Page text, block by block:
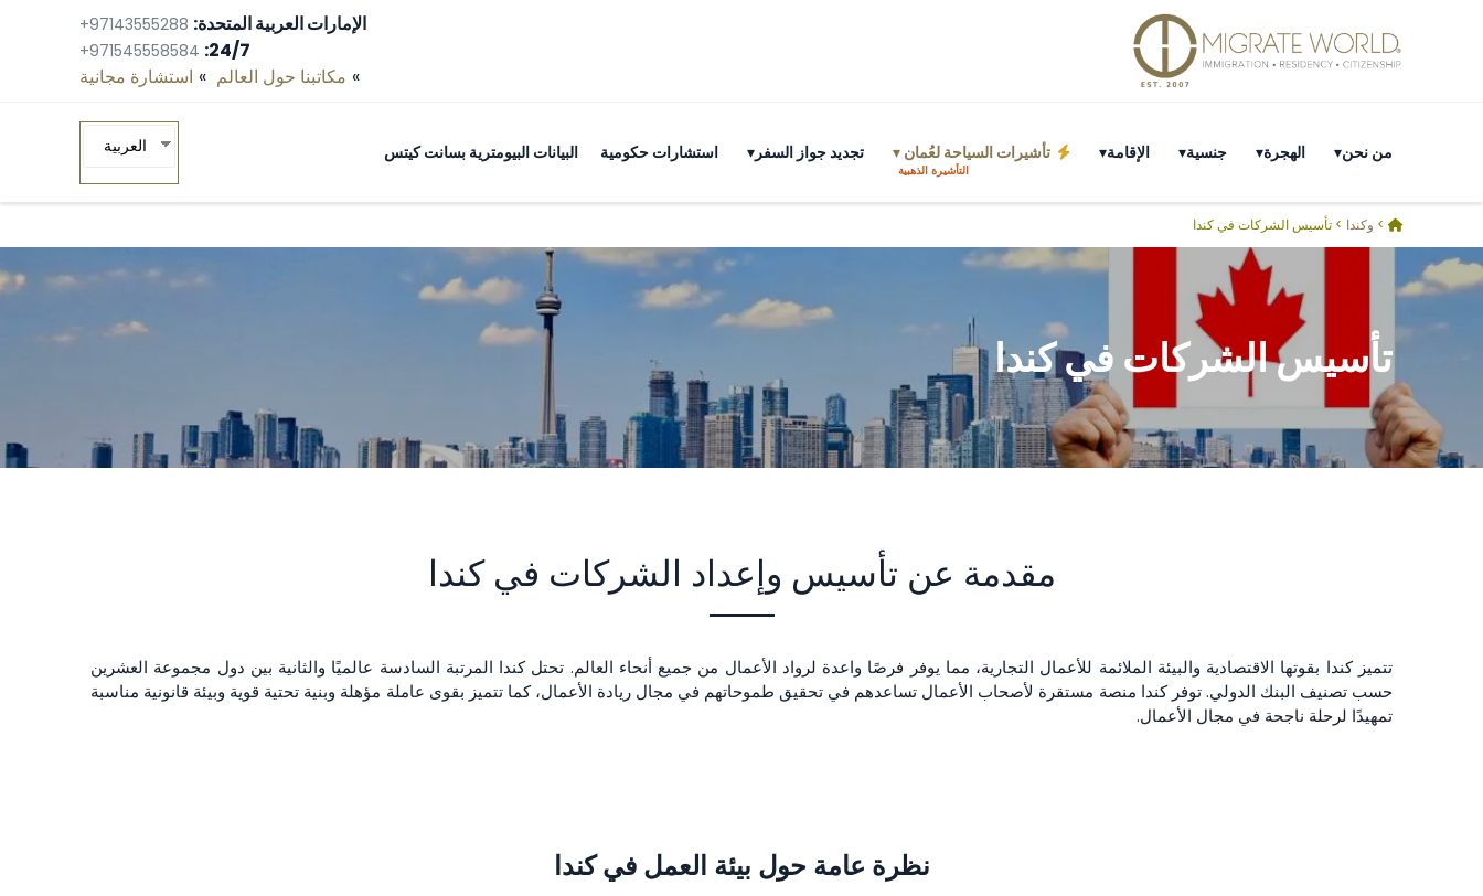
الإمارات العربية المتحدة: +97143555288
24/7:
+971545558584
مكاتبنا حول العالم استشارة مجانية‎
من نحن الهجرة جنسية الإقامة تأشيرات السياحة لعُمان
التأشيرة الذهبية
تجديد جواز السفر استشارات حكومية البيانات البيومترية بسانت كيتس العربية
> وكندا > تأسيس الشركات في كندا
تأسيس الشركات في كندا
مقدمة عن تأسيس وإعداد الشركات في كندا
تتميز كندا بقوتها الاقتصادية والبيئة الملائمة للأعمال التجارية، مما يوفر فرصًا واعدة لرواد الأعمال من جميع أنحاء العالم. تحتل كندا المرتبة السادسة عالميًا والثانية بين دول مجموعة العشرين
حسب تصنيف البنك الدولي. توفر كندا منصة مستقرة لأصحاب الأعمال تساعدهم في تحقيق طموحاتهم في مجال ريادة الأعمال، كما تتميز بقوى عاملة مؤهلة وبنية تحتية قوية وبيئة قانونية مناسبة
تمهيدًا لرحلة ناجحة في مجال الأعمال.
نظرة عامة حول بيئة العمل في كندا